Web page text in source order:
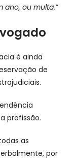
ano, ou multa.”
é ainda
de
profissão.
as
por